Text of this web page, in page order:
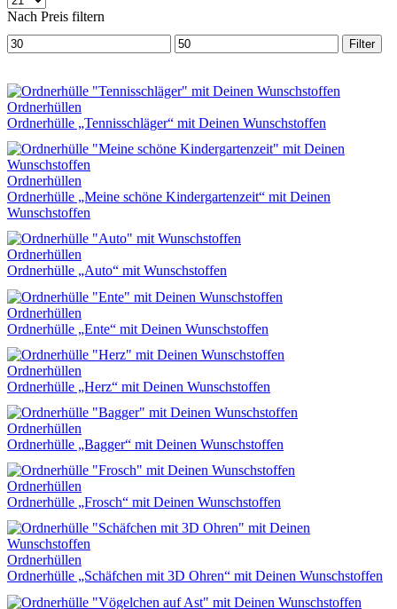
pro
Nach Preis filtern
Min.
Preis
Max.
Preis
Filter
Ordnerhüllen
Ordnerhülle „Tennisschläger“ mit Deinen Wunschstoffen
Ordnerhüllen
Ordnerhülle „Meine schöne Kindergartenzeit“ mit Deinen
Wunschstoffen
Ordnerhüllen
Ordnerhülle „Auto“ mit Wunschstoffen
Ordnerhüllen
Ordnerhülle „Ente“ mit Deinen Wunschstoffen
Ordnerhüllen
Ordnerhülle „Herz“ mit Deinen Wunschstoffen
Ordnerhüllen
Ordnerhülle „Bagger“ mit Deinen Wunschstoffen
Ordnerhüllen
Ordnerhülle „Frosch“ mit Deinen Wunschstoffen
Ordnerhüllen
Ordnerhülle „Schäfchen mit 3D Ohren“ mit Deinen Wunschstoffen